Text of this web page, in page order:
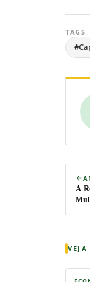
TAGS
A